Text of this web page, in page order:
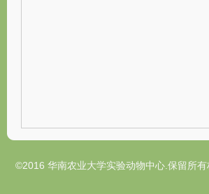
©2016 华南农业大学实验动物中心.保留所有